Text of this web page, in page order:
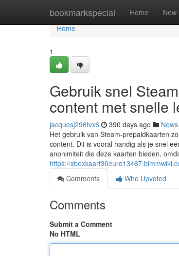
bookmarkspecial Home New
Home
Home
1
Gebruik snel
content met snelle
jacquesj296tvx6 390 days ago News
Het gebruik van Steam-prepaidkaarten
content. Dit is vooral handig als je snel
anonimiteit die deze kaarten bieden,
https://
Comments
Who Upvoted
Comments
Submit a Comment
No HTML